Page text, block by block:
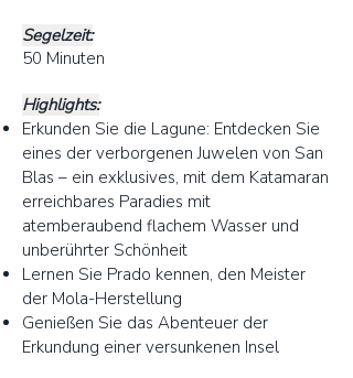
Segelzeit:
50 Minuten
Highlights:
Erkunden Sie die Lagune: Entdecken Sie
eines der verborgenen Juwelen von San
Blas – ein exklusives, mit dem Katamaran
erreichbares Paradies mit
atemberaubend flachem Wasser und
unberührter Schönheit
Lernen Sie Prado kennen, den Meister
der Mola-Herstellung
Genießen Sie das Abenteuer der
Erkundung einer versunkenen Insel